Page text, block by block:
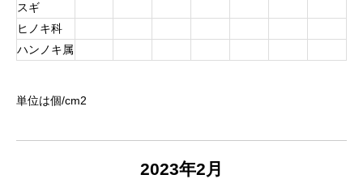
スギ
ヒノキ科
ハンノキ属
単位は個/cm2
2023年2月